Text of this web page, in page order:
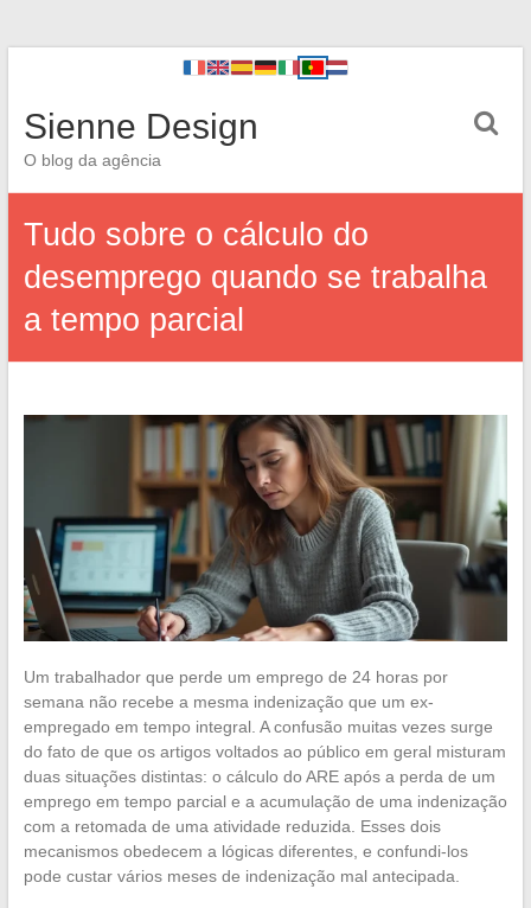
Sienne Design
O blog da agência
Tudo sobre o cálculo do
desemprego quando se trabalha
a tempo parcial
Um trabalhador que perde um emprego de 24 horas por
semana não recebe a mesma indenização que um ex-
empregado em tempo integral. A confusão muitas vezes surge
do fato de que os artigos voltados ao público em geral misturam
duas situações distintas: o cálculo do ARE após a perda de um
emprego em tempo parcial e a acumulação de uma indenização
com a retomada de uma atividade reduzida. Esses dois
mecanismos obedecem a lógicas diferentes, e confundi-los
pode custar vários meses de indenização mal antecipada.